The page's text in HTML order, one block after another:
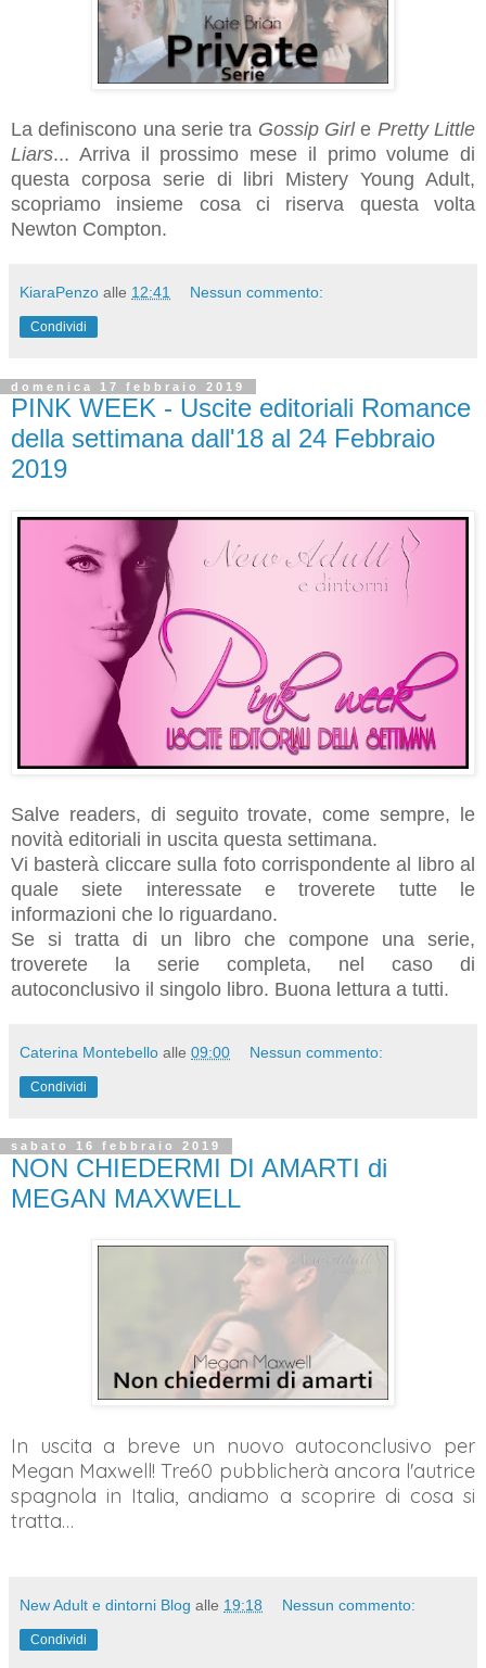
La definiscono una serie tra Gossip Girle Pretty Little
Liars... Arriva il prossimo mese il primo volume di
questa corposa serie di libri Mistery Young Adult,
scopriamo insieme cosa ci riserva questa volta
Newton Compton.
KiaraPenzo alle 12:41 Nessun commento:
Condividi
domenica 17 febbraio 2019
PINK WEEK - Uscite editoriali Romance
della settimana dall'18 al 24 Febbraio
2019
Salve readers, di seguito trovate, come sempre, le
novità editoriali in uscita questa settimana.
Vi basterà cliccare sulla foto corrispondente al libro al
quale siete interessate e troverete tutte le
informazioni che lo riguardano.
Se si tratta di un libro che compone una serie,
troverete la serie completa, nel caso di
autoconclusivo il singolo libro. Buona lettura a tutti.
Caterina Montebello alle 09:00 Nessun commento:
Condividi
sabato 16 febbraio 2019
NON CHIEDERMI DI AMARTI di
MEGAN MAXWELL
In uscita a breve un nuovo autoconclusivo per
Megan Maxwell! Tre60 pubblicherà ancora l'autrice
spagnola in Italia, andiamo a scoprire di cosa si
tratta…
New Adult e dintorni Blog alle 19:18 Nessun commento:
Condividi